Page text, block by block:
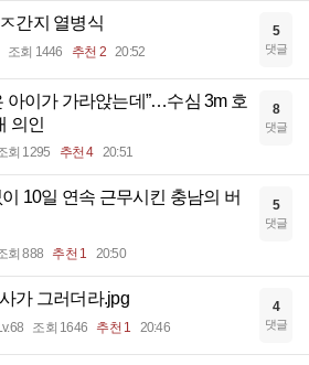
간지 열병식
조회 1446 추천 2 20:52
5
댓글
아이가 가라앉는데”…수심 3m 호
의인
회 1295 추천 4 20:51
8
댓글
10일 연속 근무시킨 충남의 버
회 888 추천 1 20:50
5
댓글
가 그러더라.jpg
조회 1646 추천 1 20:46
4
댓글